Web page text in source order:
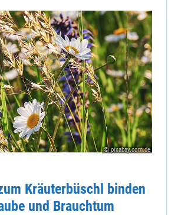
© pixabay.com.de
Kräuterbüschl binden
und Brauchtum